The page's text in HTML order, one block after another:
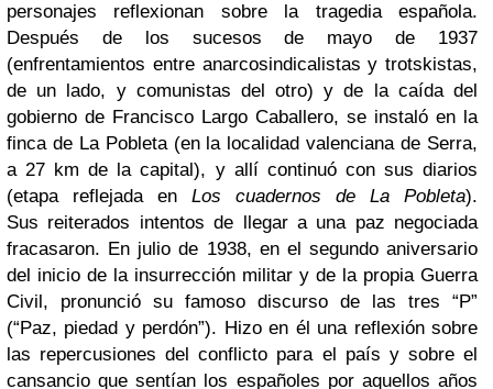
personajes reflexionan sobre la tragedia española.
Después de los sucesos de mayo de 1937
(enfrentamientos entre anarcosindicalistas y trotskistas,
de un lado, y comunistas del otro) y de la caída del
gobierno de Francisco Largo Caballero, se instaló en la
finca de La Pobleta (en la localidad valenciana de Serra,
a 27 km de la capital), y allí continuó con sus diarios
(etapa reflejada en Los cuadernos de La Pobleta).
Sus reiterados intentos de llegar a una paz negociada
fracasaron. En julio de 1938, en el segundo aniversario
del inicio de la insurrección militar y de la propia Guerra
Civil, pronunció su famoso discurso de las tres “P”
(“Paz, piedad y perdón”). Hizo en él una reflexión sobre
las repercusiones del conflicto para el país y sobre el
cansancio que sentían los españoles por aquellos años